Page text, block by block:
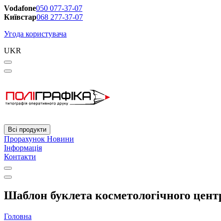
Vodafone050 077-37-07
Київстар068 277-37-07
Угода користувача
UKR
Всі продукти
Прорахунок Новини
Інформація
Контакти
Шаблон буклета косметологічного
Головна